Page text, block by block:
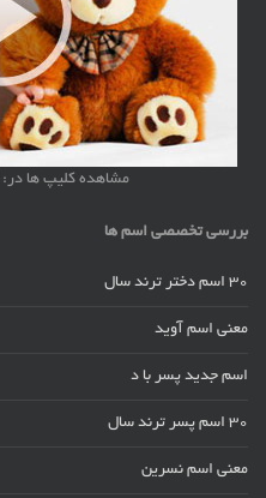
مشاهده کلیپ ها در:
بررسی تخصصی اسم ها
30 اسم دختر ترند سال
معنی اسم آوید
اسم جدید پسر با د
30 اسم پسر ترند سال
معنی اسم نسرین